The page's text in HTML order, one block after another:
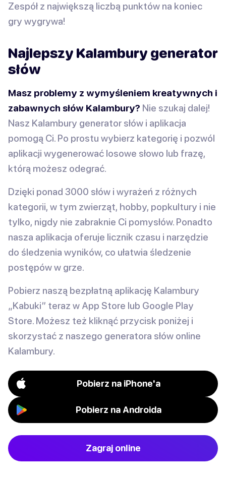
Zespół z największą liczbą punktów na koniec
gry wygrywa!
Najlepszy Kalambury generator
słów
Masz problemy z wymyśleniem kreatywnych i
zabawnych słów Kalambury? Nie szukaj dalej!
Nasz Kalambury generator słów i aplikacja
pomogą Ci. Po prostu wybierz kategorię i pozwól
aplikacji wygenerować losowe słowo lub frazę,
którą możesz odegrać.
Dzięki ponad 3000 słów i wyrażeń z różnych
kategorii, w tym zwierząt, hobby, popkultury i nie
tylko, nigdy nie zabraknie Ci pomysłów. Ponadto
nasza aplikacja oferuje licznik czasu i narzędzie
do śledzenia wyników, co ułatwia śledzenie
postępów w grze.
Pobierz naszą bezpłatną aplikację Kalambury
„Kabuki” teraz w App Store lub Google Play
Store. Możesz też kliknąć przycisk poniżej i
skorzystać z naszego generatora słów online
Kalambury.
Pobierz na iPhone'a
Pobierz na Androida
Zagraj online